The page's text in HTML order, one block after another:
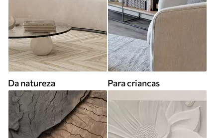
Da natureza Para criancas